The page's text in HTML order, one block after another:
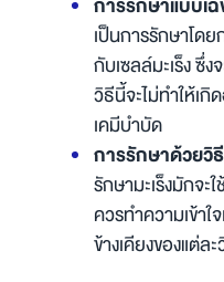
เป็นการรักษาโด
กับเซลล์มะเร็ง ซึ่
วิธีนี้จะไม่ทำให้เกิ
เคมีบำบัด
การรักษาด้วยวิ
รักษามะเร็งมักจ
ควรทำความเข้า
ข้างเคียงของแต่ล